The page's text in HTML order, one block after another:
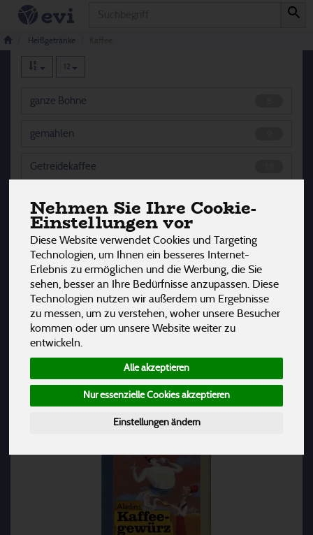
Nehmen Sie Ihre Cookie-
Einstellungen vor
Diese Website verwendet Cookies und Targeting
Technologien, um Ihnen ein besseres Internet-
Erlebnis zu ermöglichen und die Werbung, die Sie
sehen, besser an Ihre Bedürfnisse anzupassen. Diese
Technologien nutzen wir außerdem um Ergebnisse
zu messen, um zu verstehen, woher unsere Besucher
kommen oder um unsere Website weiter zu
entwickeln.
Alle akzeptieren
Nur essenzielle Cookies akzeptieren
Einstellungen ändern
Heißgetränke
Kaffee
12
ganze Bohne
gemahlen
Getreidekaffee
Instant
Kaffee-Obers, Gewürze & Aromen
Hersteller Ernährung Allergene